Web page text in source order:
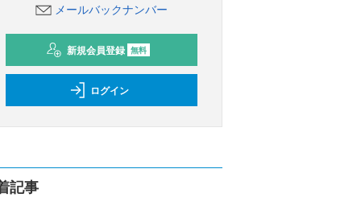
メールバックナンバー
新規会員登録 無料
ログイン
記事